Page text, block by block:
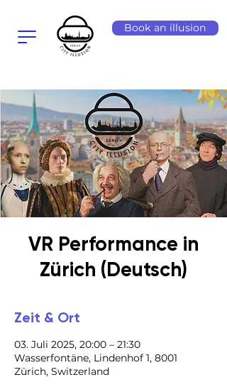
Book an illusion
VR Performance in
Zürich (Deutsch)
Zeit & Ort
03. Juli 2025, 20:00 – 21:30
Wasserfontäne, Lindenhof 1, 8001
Zürich, Switzerland